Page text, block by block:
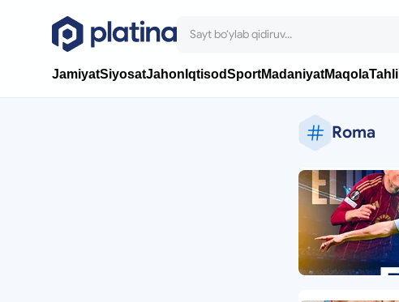
JamiyatSiyosatJahon IqtisodSportMadaniyatMaqolaTahlil
Roma